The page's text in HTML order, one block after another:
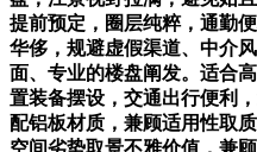
提前预定，圈层纯粹，通勤
华侈，规避虚假渠道、中介
面、专业的楼盘阐发。适合
置装备摆设，交通出行便利
配铝板材质，兼顾适用性取
空间劣势取景不雅价值，兼